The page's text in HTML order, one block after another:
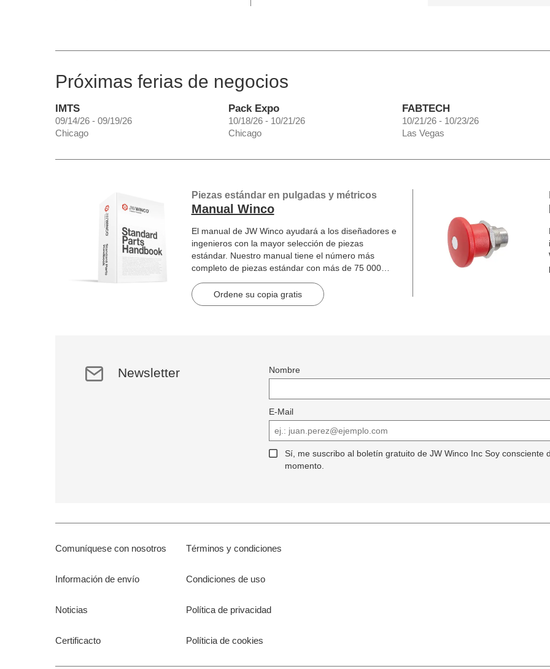
Próximas ferias de negocios
IMTS
09/14/26 - 09/19/26
Chicago
Pack Expo
10/18/26 - 10/21/26
Chicago
FABTECH
10/21/26 - 10/23/26
Las Vegas
Piezas estándar en pulgadas y métricos
Manual Winco
El manual de JW Winco ayudará a los diseñadores e
ingenieros con la mayor selección de piezas
estándar. Nuestro manual tiene el número más
completo de piezas estándar con más de 75 000
Ordene su copia gratis
Newsletter Nombre
E-Mail
Sí, me suscribo al boletín gratuito de JW Winco Inc Soy
momento.
Comuníquese con nosotros
Información de envío
Noticias
Certificacto
Términos y condiciones
Condiciones de uso
Política de privacidad
Políticia de cookies